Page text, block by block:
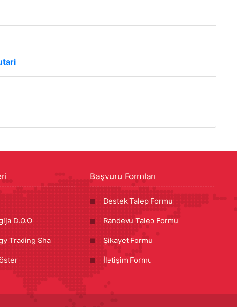
D.O.O
Trading Sha
Başvuru Formları
Destek Talep Formu
Randevu Talep Formu
Şikayet Formu
İletişim Formu